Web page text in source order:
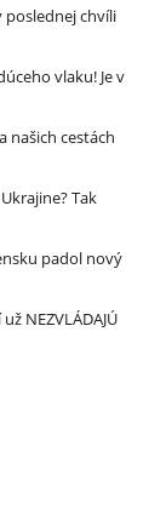
poslednej chvíli
vlaku! Je v
našich cestách
Tak
padol nový
NEZVLÁDAJÚ